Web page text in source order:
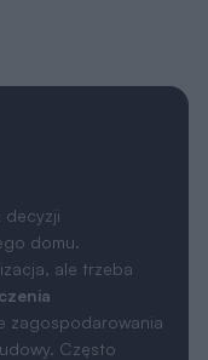
decyzji
domu.
ale trzeba
zagospodarowania
Często